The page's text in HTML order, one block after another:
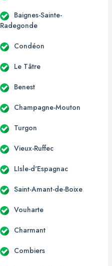
Baignes-Sainte-
Radegonde
Condéon
Le Tâtre
Benest
Champagne-Mouton
Turgon
Vieux-Ruffec
LIsle-d'Espagnac
Saint-Amant-de-Boixe
Vouharte
Charmant
Combiers